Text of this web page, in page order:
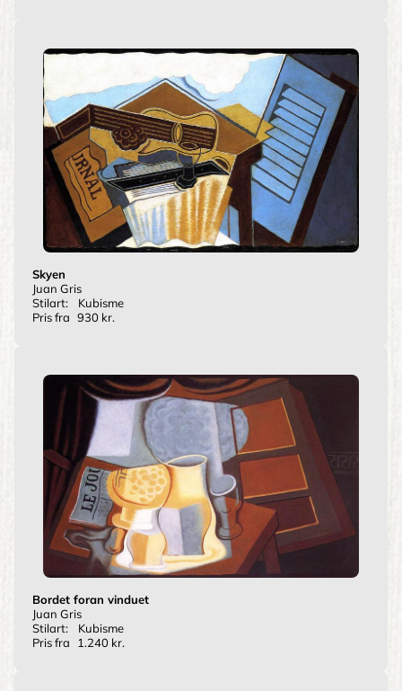
Skyen
Juan Gris
Stilart:
Kubisme
Pris fra 930 kr.
Bordet foran vinduet
Juan Gris
Stilart:
Kubisme
Pris fra
1.240 kr.